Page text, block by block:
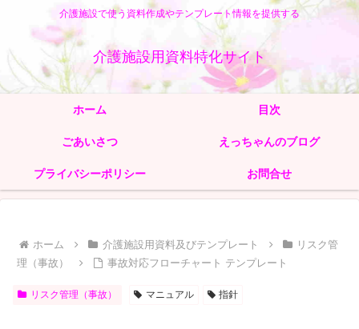
介護施設で使う資料作成やテンプレート情報を提供する
介護施設用資料特化サイト
ホーム 目次
ごあいさつ えっちゃんのブログ
プライバシーポリシー お問合せ
ホーム 介護施設用資料及びテンプレート
リスク管
理（事故）
事故対応フローチャート テンプレート
リスク管理（事故） マニュアル 指針